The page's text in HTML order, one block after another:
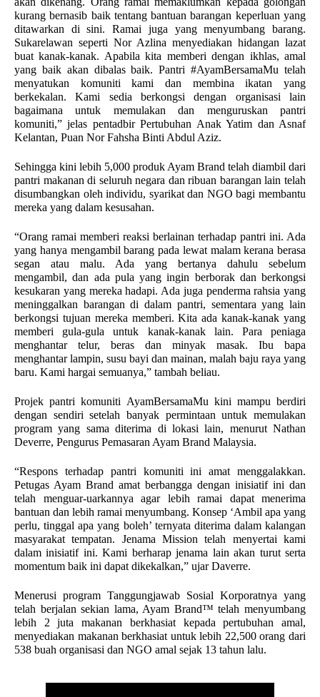
kurang bernasib baik tentang bantuan barangan keperluan yang
ditawarkan di sini. Ramai juga yang menyumbang barang.
Sukarelawan seperti Nor Azlina menyediakan hidangan lazat
buat kanak-kanak. Apabila kita memberi dengan ikhlas, amal
yang baik akan dibalas baik. Pantri #AyamBersamaMu telah
menyatukan komuniti kami dan membina ikatan yang
berkekalan. Kami sedia berkongsi dengan organisasi lain
bagaimana untuk memulakan dan menguruskan pantri
komuniti,” jelas pentadbir Pertubuhan Anak Yatim dan Asnaf
Kelantan, Puan Nor Fahsha Binti Abdul Aziz.
Sehingga kini lebih 5,000 produk Ayam Brand telah diambil dari
pantri makanan di seluruh negara dan ribuan barangan lain telah
disumbangkan oleh individu, syarikat dan NGO bagi membantu
mereka yang dalam kesusahan.
“Orang ramai memberi reaksi berlainan terhadap pantri ini. Ada
yang hanya mengambil barang pada lewat malam kerana berasa
segan atau malu. Ada yang bertanya dahulu sebelum
mengambil, dan ada pula yang ingin berborak dan berkongsi
kesukaran yang mereka hadapi. Ada juga penderma rahsia yang
meninggalkan barangan di dalam pantri, sementara yang lain
berkongsi tujuan mereka memberi. Kita ada kanak-kanak yang
memberi gula-gula untuk kanak-kanak lain. Para peniaga
menghantar telur, beras dan minyak masak. Ibu bapa
menghantar lampin, susu bayi dan mainan, malah baju raya yang
baru. Kami hargai semuanya,” tambah beliau.
Projek pantri komuniti AyamBersamaMu kini mampu berdiri
dengan sendiri setelah banyak permintaan untuk memulakan
program yang sama diterima di lokasi lain, menurut Nathan
Deverre, Pengurus Pemasaran Ayam Brand Malaysia.
“Respons terhadap pantri komuniti ini amat menggalakkan.
Petugas Ayam Brand amat berbangga dengan inisiatif ini dan
telah menguar-uarkannya agar lebih ramai dapat menerima
bantuan dan lebih ramai menyumbang. Konsep ‘Ambil apa yang
perlu, tinggal apa yang boleh’ ternyata diterima dalam kalangan
masyarakat tempatan. Jenama Mission telah menyertai kami
dalam inisiatif ini. Kami berharap jenama lain akan turut serta
momentum baik ini dapat dikekalkan,” ujar Daverre.
Menerusi program Tanggungjawab Sosial Korporatnya yang
telah berjalan sekian lama, Ayam Brand™ telah menyumbang
lebih 2 juta makanan berkhasiat kepada pertubuhan amal,
menyediakan makanan berkhasiat untuk lebih 22,500 orang dari
538 buah organisasi dan NGO amal sejak 13 tahun lalu.